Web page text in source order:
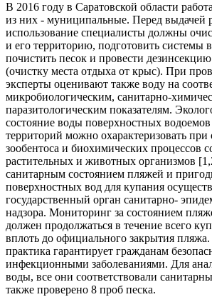
В 2016 году в Саратовской области
из них - муниципальные. Перед выдачей
использование специалисты должны
и его территорию, подготовить системы
почистить песок и провести
(очистку места отдыха от крыс). При
эксперты оценивают также воду на
микробиологическим, санитарно-
паразитологическим показателям.
состояние воды поверхностных
территорий можно охарактеризовать при
зообентоса и биохимических процессов
растительных и животных организмов
санитарным состоянием пляжей и
поверхностных вод для купания
государственный орган санитарно-
надзора. Мониторинг за состоянием
должен продолжаться в течение всего
вплоть до официального закрытия
практика гарантирует гражданам
инфекционными заболеваниями. Для
воды, все они соответствовали
также проверено 8 проб песка.